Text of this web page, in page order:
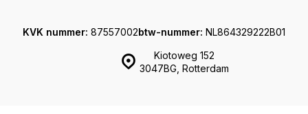
Kiotoweg 152
3047BG, Rotterdam
KVK nummer: 87557002btw-nummer: NL864329222B01